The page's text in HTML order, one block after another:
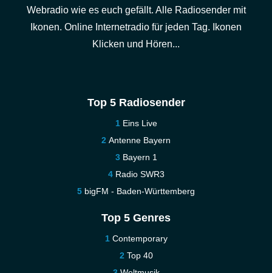
Webradio wie es euch gefällt. Alle Radiosender mit
Ikonen. Online Internetradio für jeden Tag. Ikonen
Klicken und Hören...
Top 5 Radiosender
Eins Live
Antenne Bayern
Bayern 1
Radio SWR3
bigFM - Baden-Württemberg
Top 5 Genres
Contemporary
Top 40